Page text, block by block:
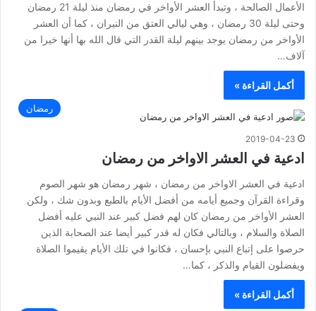
الأعمال الصالحة ، وتبدأ العشر الأواخر في رمضان منذ ليلة 21 رمضان
وحتى ليلة 30 رمضان ، وهي ليالي العتق من النيران ، كما أن العشر
الأواخر من رمضان يوجد بينهم ليلة القدر التي قال الله بها أنها خيرا من
آلاف…
أكمل القراءة »
رمضان
2019-04-23
ادعية في العشر الاواخر من رمضان
ادعية في العشر الاواخر من رمضان ، شهر رمضان هو شهر الصوم
وقراءة القرآن وجميع أيامه من أفضل الأيام بالطبع وبدون شك ، ولكن
العشر الأواخر من رمضان كان لهم فضل كبير عند النبي عليه أفضل
الصلاة والسلام ، وبالتالي فكان له قدر كبير أيضا عند الصحابة الذين
حرصوا على إتباع النبي بإحسان ، فكانوا في تلك الأيام يقيموا الصلاة
ويفضلون القيام والذكر ، كما…
أكمل القراءة »